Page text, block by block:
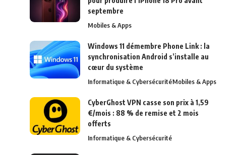
septembre
Mobiles & Apps
Windows 11 démembre Phone Link : la
synchronisation Android s’installe au
cœur du système
Informatique & CybersécuritéMobiles & Apps
CyberGhost VPN casse son prix à 1,59
€/mois : 88 % de remise et 2 mois
offerts
Informatique & Cybersécurité